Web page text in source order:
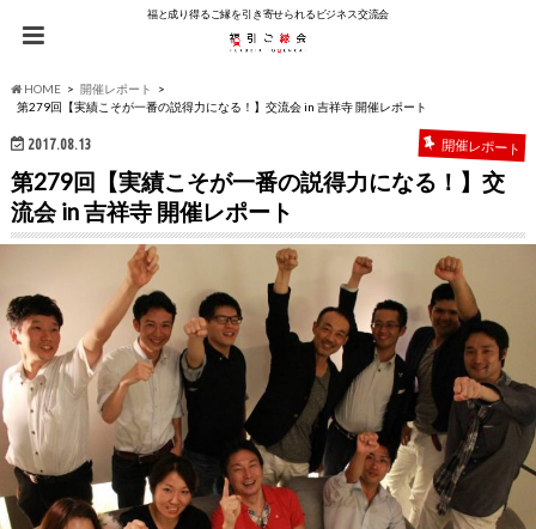
福と成り得るご縁を引き寄せられるビジネス交流会
HOME
開催レポート
第279回【実績こそが一番の説得力になる！】交流会 in 吉祥寺 開催レポート
2017.08.13 開催レポート
第279回【実績こそが一番の説得力になる！】交
流会 in 吉祥寺 開催レポート